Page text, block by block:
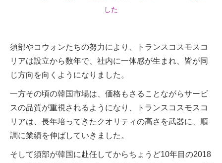
した
須部やコウォンたちの努力により、トランスコスモスコ
リアは設立から数年で、社内に一体感が生まれ、皆が同
じ方向を向くようになりました。
一方その頃の韓国市場は、価格もさることながらサービ
スの品質が重視されるようになり、トランスコスモスコ
リアは、長年培ってきたクオリティの高さを武器に、順
調に業績を伸ばしていきました。
そして須部が韓国に赴任してからちょうど10年目の2018